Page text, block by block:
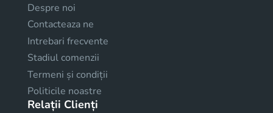
Despre noi
Contacteaza ne
Intrebari frecvente
Stadiul comenzii
Termeni și condiții
Politicile noastre
Relații Clienți